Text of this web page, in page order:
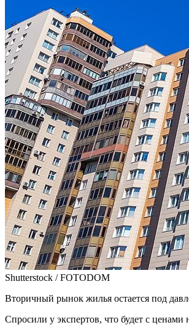
Shutterstock / FOTODOM
Вторичный рынок жилья остается под
Спросили у экспертов, что будет с